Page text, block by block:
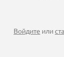
Войдите или